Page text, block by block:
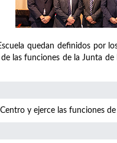
quedan definidos por
las funciones de la Junta de
y ejerce las funciones